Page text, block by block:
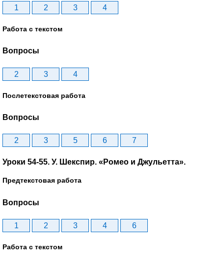
1 2 3 4
Работа с текстом
Вопросы
2 3 4
Послетекстовая работа
Вопросы
2 3 5 6 7
Уроки 54-55. У. Шекспир. «Ромео и Джульетта».
Предтекстовая работа
Вопросы
1 2 3 4 6
Работа с текстом